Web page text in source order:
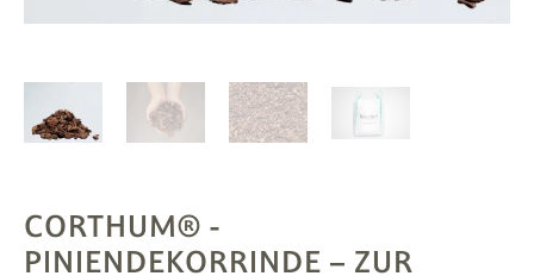
ANMELDEN
CORTHUM® -
PINIENDEKORRINDE – ZUR